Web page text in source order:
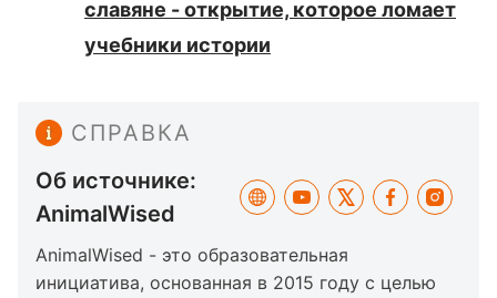
славяне - открытие, которое ломает
учебники истории
СПРАВКА
Об источнике:
AnimalWised
AnimalWised - это образовательная
инициатива, основанная в 2015 году с целью